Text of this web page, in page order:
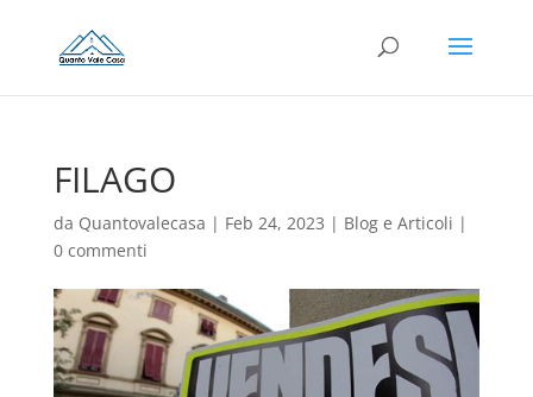
FILAGO
da Quantovalecasa | Feb 24, 2023 | Blog e Articoli |
0 commenti